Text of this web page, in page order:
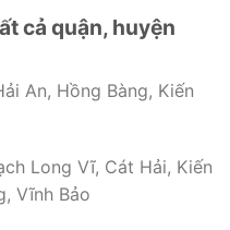
cả quận, huyện
An, Hồng Bàng, Kiến
Long Vĩ, Cát Hải, Kiến
Vĩnh Bảo